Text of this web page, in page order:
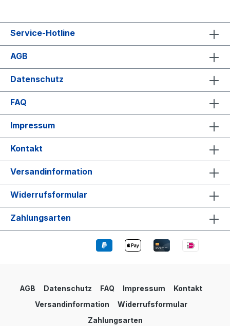
Service-Hotline
AGB
Datenschutz
FAQ
Impressum
Kontakt
Versandinformation
Widerrufsformular
Zahlungsarten
AGB Datenschutz FAQ Impressum
Kontakt
Versandinformation
Widerrufsformular
Zahlungsarten